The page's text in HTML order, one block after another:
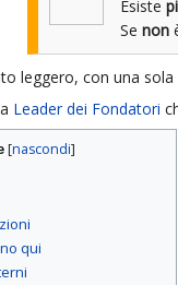
Esiste
Senon
leggero, con una sola
Leader dei Fondatori
qui